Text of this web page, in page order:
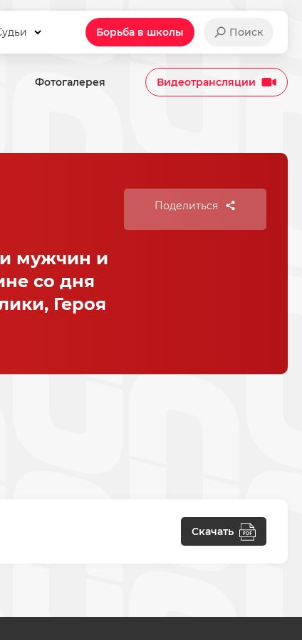
Борьба в школы Поиск
Фотогалерея Видеотрансляции
мужчин и
со дня
Героя
Поделиться
Скачать